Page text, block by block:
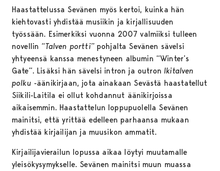
Haastattelussa Sevänen myös kertoi, kuinka hän
kiehtovasti yhdistää musiikin ja kirjallisuuden
työssään. Esimerkiksi vuonna 2007 valmiiksi tulleen
novellin “Talven portti” pohjalta Sevänen sävelsi
yhtyeensä kanssa menestyneen albumin “Winter’s
Gate”. Lisäksi hän sävelsi intron ja outron Ikitalven
polku -äänikirjaan, jota ainakaan Sevästä haastatellut
Siikili-Laitila ei ollut kohdannut äänikirjoissa
aikaisemmin. Haastattelun loppupuolella Sevänen
mainitsi, että yrittää edelleen parhaansa mukaan
yhdistää kirjailijan ja muusikon ammatit.
Kirjailijavierailun lopussa aikaa löytyi muutamalle
yleisökysymykselle. Sevänen mainitsi muun muassa